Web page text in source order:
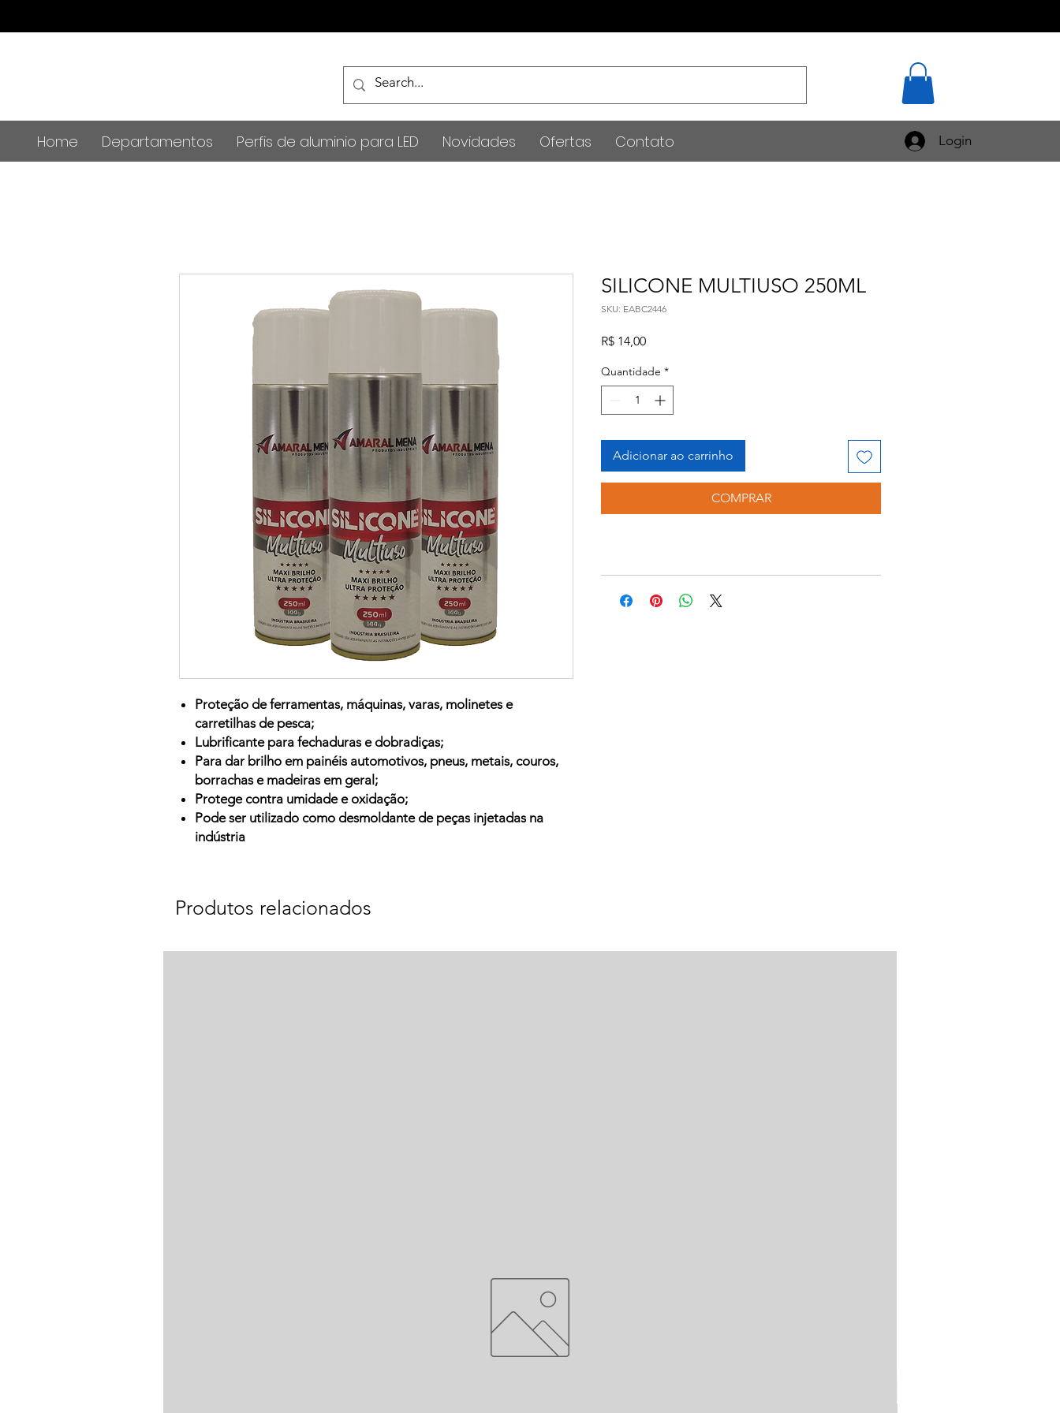
Home Departamentos Perfis de aluminio para LED Novidades Ofertas Contato Login
Proteção de ferramentas, máquinas, varas, molinetes e
carretilhas de pesca;
Lubrificante para fechaduras e dobradiças;
Para dar brilho em painéis automotivos, pneus, metais, couros,
borrachas e madeiras em geral;
Protege contra umidade e oxidação;
Pode ser utilizado como desmoldante de peças injetadas na
indústria
SILICONE MULTIUSO 250ML
SKU: EABC2446
R$ 14,00Preço
Quantidade *
Adicionar ao carrinho
COMPRAR
Produtos relacionados